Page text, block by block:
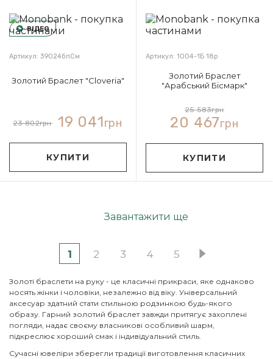
Золоті браслети на руку - це класичні прикраси, яке однаково
носять жінки і чоловіки, незалежно від віку. Універсальний
аксесуар здатний стати стильною родзинкою будь-якого
образу. Гарний золотий браслет завжди притягує захоплені
погляди, надає своєму власникові особливий шарм,
підкреслює хороший смак і індивідуальний стиль.
Сучасні ювеліри зберегли традиції виготовлення класичних
ВІДЕО
Артикул: 39024бпСм
Золотий Браслет "Cloveria"
23 802грн 19 041грн
КУПИТИ
Артикул: 1004-1Б 18р
Золотий Браслет
"Арабський Бісмарк"
25 583грн
20 467грн
КУПИТИ
Завантажити ще
1 2 3 4 5